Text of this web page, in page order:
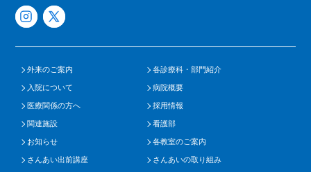
外来のご案内
各診療科・部門紹介
入院について
病院概要
医療関係の方へ
採用情報
関連施設
看護部
お知らせ
各教室のご案内
さんあい出前講座
さんあいの取り組み